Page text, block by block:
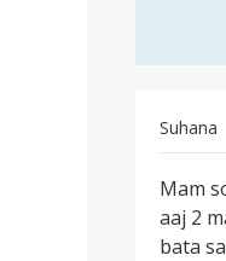
Suhana
Mam
sorry
to
Mam
aaj 2
bata